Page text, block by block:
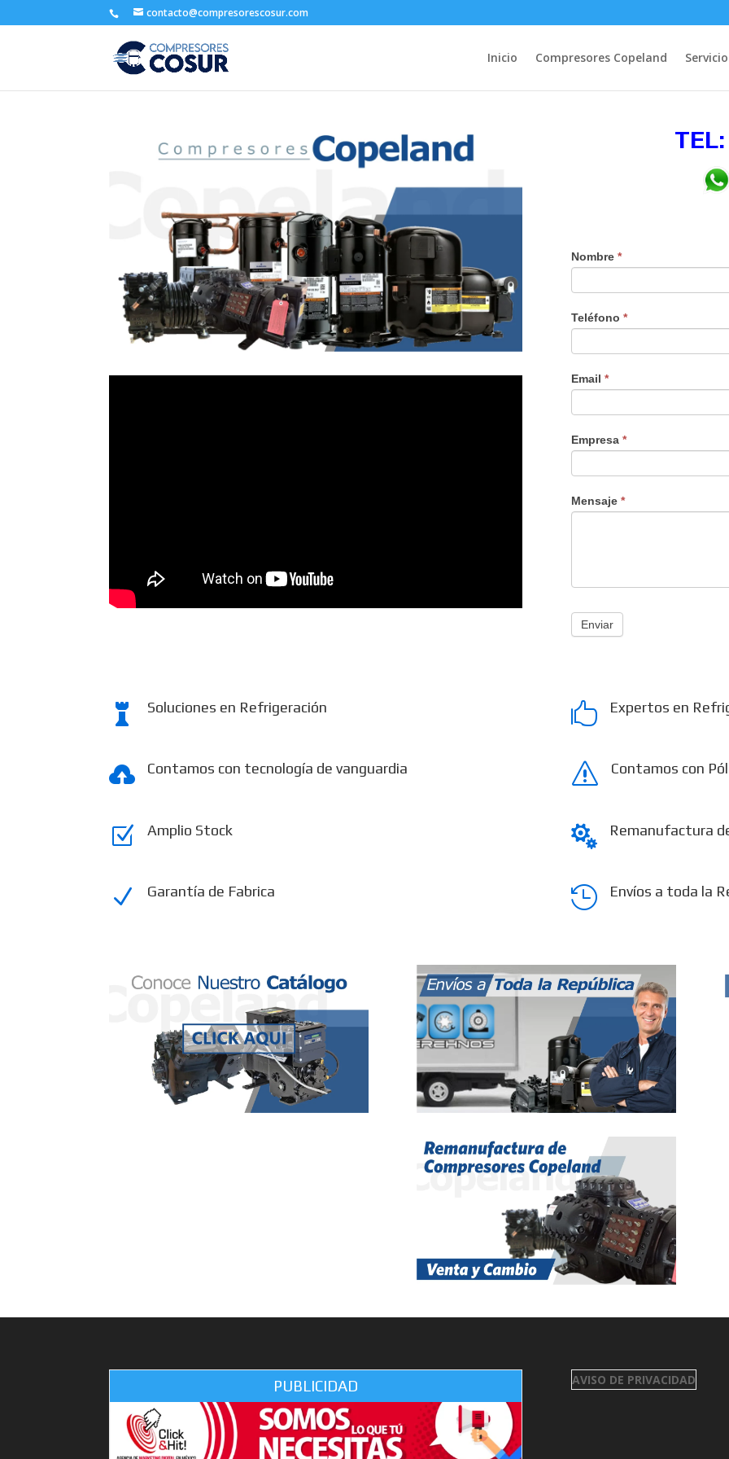
contacto@compresorescosur.com
Inicio Compresores Copeland
Nombre *
Teléfono *
Email *
Empresa *
Mensaje *
Enviar
 Soluciones en Refrigeración
 Contamos con tecnología de vanguardia
Z Amplio Stock
N Garantía de Fabrica
 Expertos en
s Contamos con
 Remanufactura
 Envíos a toda la
PUBLICIDAD AVISO DE PRIVACIDAD